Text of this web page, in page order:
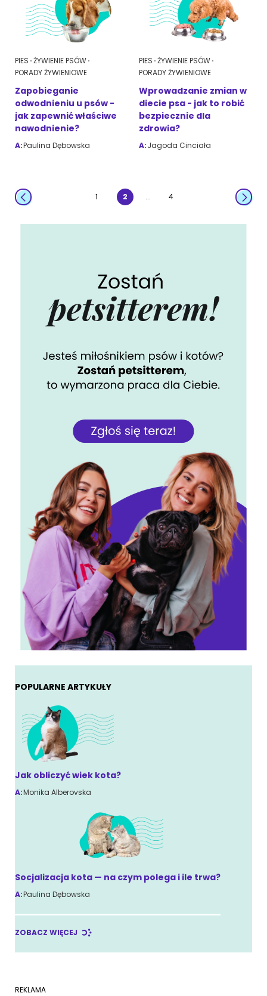
PIES ŻYWIENIE PSÓW
PORADY ŻYWIENIOWE
Zapobieganie
odwodnieniu u psów -
jak zapewnić właściwe
nawodnienie?
A:Paulina Dębowska
PIES ŻYWIENIE PSÓW
PORADY ŻYWIENIOWE
Wprowadzanie zmian w
diecie psa - jak to robić
bezpiecznie dla
zdrowia?
A:Jagoda Cinciała
1 2 ... 4
POPULARNE ARTYKUŁY
Jak obliczyć wiek kota?
A:Monika Alberovska
Socjalizacja kota — na czym polega i ile trwa?
A:Paulina Dębowska
ZOBACZ WIĘCEJ
REKLAMA